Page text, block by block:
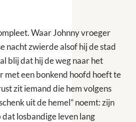
Waar Johnny vroeger
nacht zwierde alsof hij de stad
blij dat hij de weg naar het
met een bonkend hoofd hoeft te
zit iemand die hem volgens
uit de hemel” noemt: zijn
losbandige leven lang